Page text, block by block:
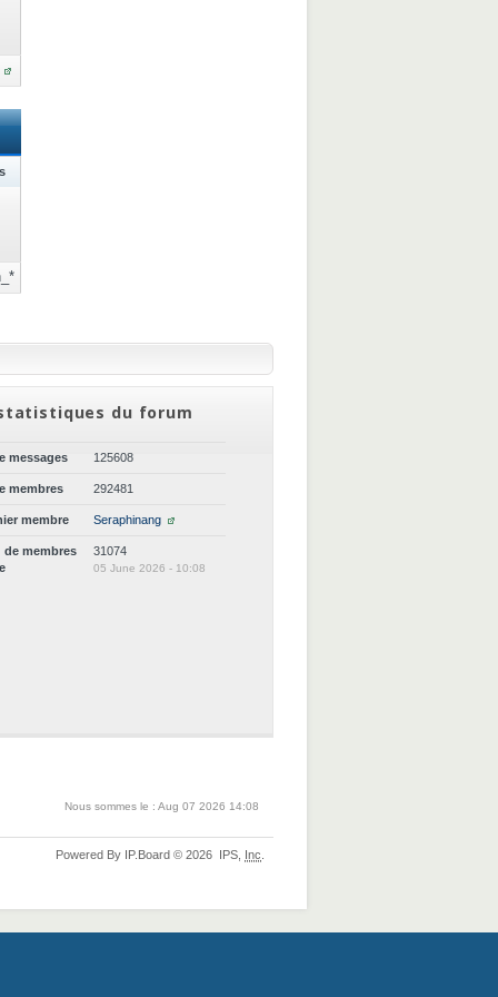
du forum
messages 125608
membres 292481
membre Seraphinang
de membres
31074
05 June 2026 - 10:08
Nous sommes le : Aug 07 2026 14:08
Powered By IP.Board © 2026 IPS, Inc